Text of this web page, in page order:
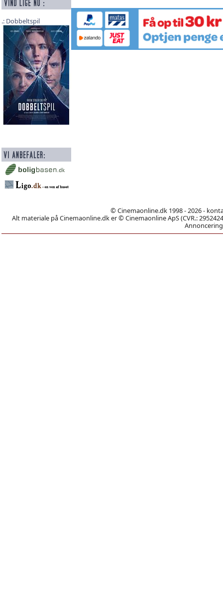
Dobbeltspil
© Cinemaonline.dk 1998 - 2026 -
Alt materiale på Cinemaonline.dk er © Cinemaonline ApS (CVR.: